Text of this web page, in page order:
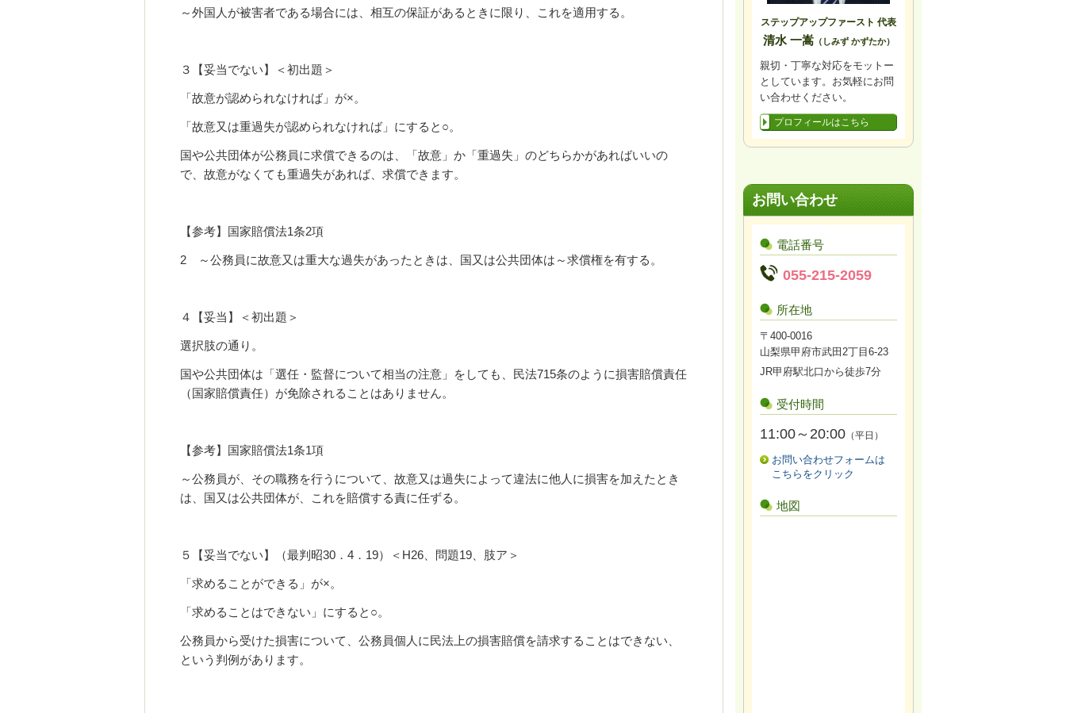
～外国人が被害者である場合には、相互の保証があるときに限り、これを適用する。
３【妥当でない】＜初出題＞
「故意が認められなければ」が×。
「故意又は重過失が認められなければ」にすると○。
国や公共団体が公務員に求償できるのは、「故意」か「重過失」のどちらかがあればいいの
で、故意がなくても重過失があれば、求償できます。
【参考】国家賠償法1条2項
2 ～公務員に故意又は重大な過失があったときは、国又は公共団体は～求償権を有する。
４【妥当】＜初出題＞
選択肢の通り。
国や公共団体は「選任・監督について相当の注意」をしても、 民法715条のように損害賠償責任
（国家賠償責任）が免除されることはありません。
【参考】国家賠償法1条1項
～公務員が、その職務を行うについて、故意又は過失によって違法に他人に損害を加えたとき
は、国又は公共団体が、これを賠償する責に任ずる。
５【妥当でない】（最判昭30．4．19）＜H26、問題19、肢ア＞
「求めることができる」が×。
「求めることはできない」にすると○。
公務員から受けた損害について、公務員個人に民法上の損害賠償を請求することはできない、
という判例があります。
ステップアップファースト 代表
清水 一嵩（しみず かずたか）
親切・丁寧な対応をモットー
としています。お気軽にお問
い合わせください。
プロフィールはこちら
お問い合わせ
電話番号
055-215-2059
所在地
〒400-0016
山梨県甲府市武田2丁目6-23
JR甲府駅北口から徒歩7分
受付時間
11:00～20:00 （平日）
お問い合わせフォームは
こちらをクリック
地図